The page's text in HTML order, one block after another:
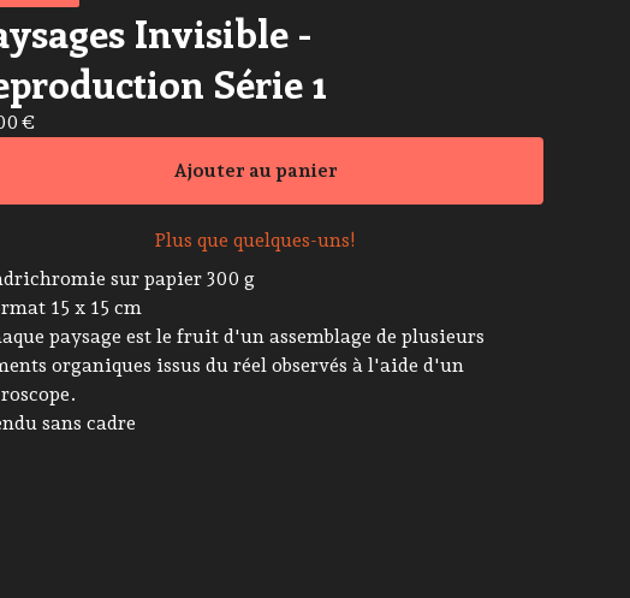
Invisible -
Série 1
€
Ajouter au panier
Plus que quelques-uns!
sur papier 300 g
15 x 15 cm
paysage est le fruit d'un assemblage de plusieurs
organiques issus du réel observés à l'aide d'un
sans cadre